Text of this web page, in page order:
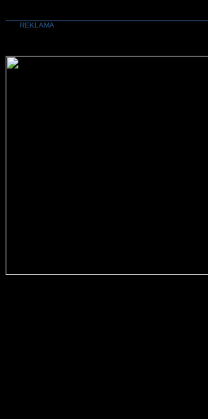
REKLAMA